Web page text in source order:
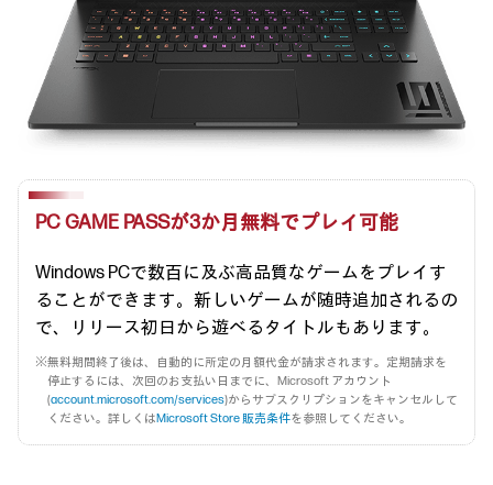
PC GAME PASSが3か月無料でプレイ可能
Windows PCで数百に及ぶ高品質なゲームをプレイす
ることができます。新しいゲームが随時追加されるの
で、リリース初日から遊べるタイトルもあります。
※無料期間終了後は、自動的に所定の月額代金が請求されます。定期請求を
停止するには、次回のお支払い日までに、Microsoft アカウント
(account.microsoft.com/services)からサブスクリプションをキャンセルして
ください。詳しくはMicrosoft Store 販売条件を参照してください。